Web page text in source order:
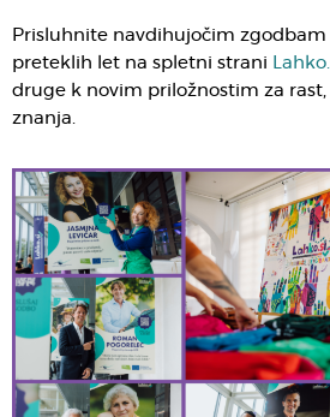
Prisluhnite navdihujočim zgodbam
preteklih let na spletni strani
druge k novim priložnostim za
znanja.